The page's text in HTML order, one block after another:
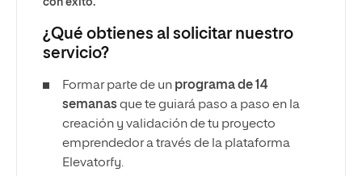
¿Qué obtienes al solicitar nuestro
servicio?
Formar parte de un programa de 14
semanasque te guiará paso a paso en la
creación y validación de tu proyecto
emprendedor a través de la plataforma
Elevatorfy.